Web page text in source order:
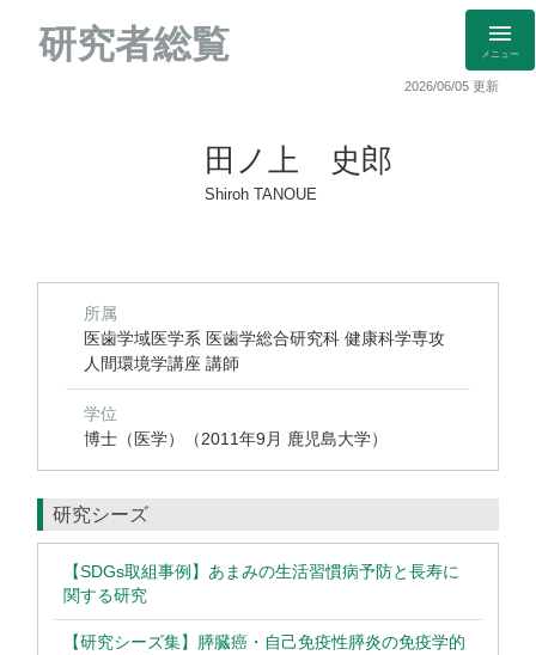
研究者総覧 メニュー
2026/06/05 更新
田ノ上 史郎
Shiroh TANOUE
所属
医歯学域医学系 医歯学総合研究科 健康科学専攻
人間環境学講座 講師
学位
博士（医学）（2011年9月 鹿児島大学）
研究シーズ
【SDGs取組事例】あまみの生活習慣病予防と長寿に
関する研究
【研究シーズ集】膵臓癌・自己免疫性膵炎の免疫学的